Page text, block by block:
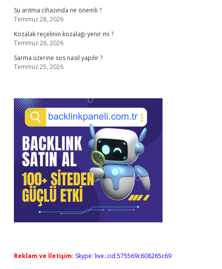
Su arıtma cihazında ne önemli ?
Temmuz 28, 2026
Kozalak reçelinin kozalağı yenir mi ?
Temmuz 26, 2026
Sarma üzerine sos nasıl yapılır ?
Temmuz 25, 2026
Reklam ve İletişim: Skype: live:.cid.575569c608265c69